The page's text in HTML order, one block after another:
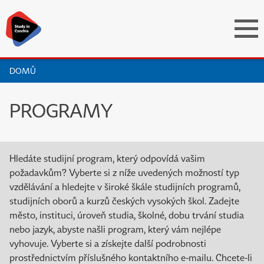
DOMŮ
PROGRAMY
Hledáte studijní program, který odpovídá vašim
požadavkům? Vyberte si z níže uvedených možností typ
vzdělávání a hledejte v široké škále studijních programů,
studijních oborů a kurzů českých vysokých škol. Zadejte
město, instituci, úroveň studia, školné, dobu trvání studia
nebo jazyk, abyste našli program, který vám nejlépe
vyhovuje. Vyberte si a získejte další podrobnosti
prostřednictvím příslušného kontaktního e-mailu. Chcete-li